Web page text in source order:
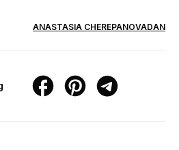
ANASTASIA CHEREPANOVADAN